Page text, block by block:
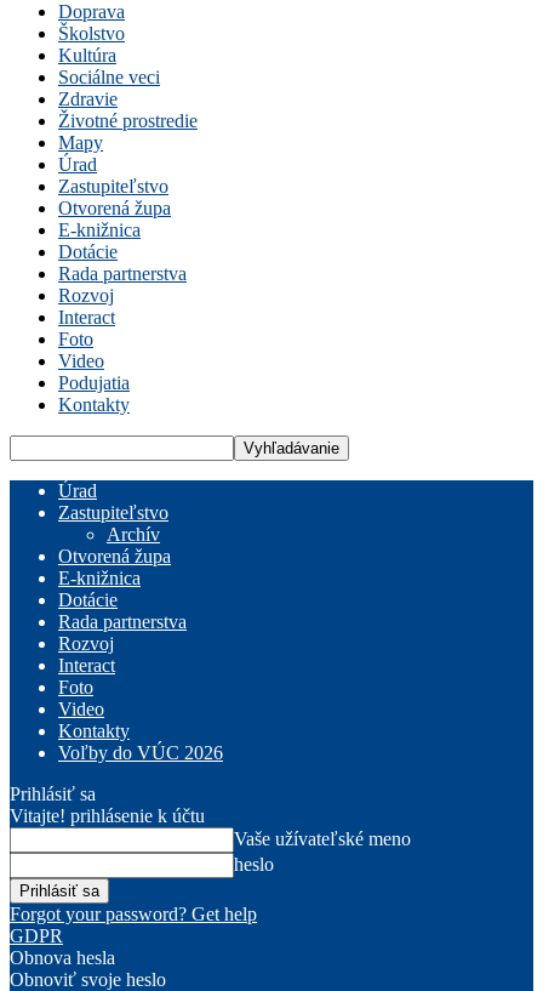
Doprava
Školstvo
Kultúra
Sociálne veci
Zdravie
Životné prostredie
Mapy
Úrad
Zastupiteľstvo
Otvorená župa
E-knižnica
Dotácie
Rada partnerstva
Rozvoj
Interact
Foto
Video
Podujatia
Kontakty
Úrad
Zastupiteľstvo
Archív
Otvorená župa
E-knižnica
Dotácie
Rada partnerstva
Rozvoj
Interact
Foto
Video
Kontakty
Voľby do VÚC 2026
Prihlásiť sa
Vitajte! prihlásenie k účtu
Vaše užívateľské meno
heslo
Forgot your password? Get help
GDPR
Obnova hesla
Obnoviť svoje heslo